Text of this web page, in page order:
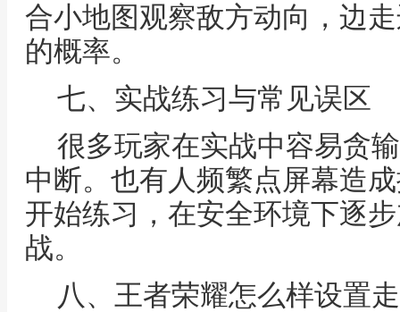
合小地图观察敌方动向，边
的概率。
七、实战练习与常见误区
很多玩家在实战中容易贪
中断。也有人频繁点屏幕造
开始练习，在安全环境下逐
战。
八、王者荣耀怎么样设置